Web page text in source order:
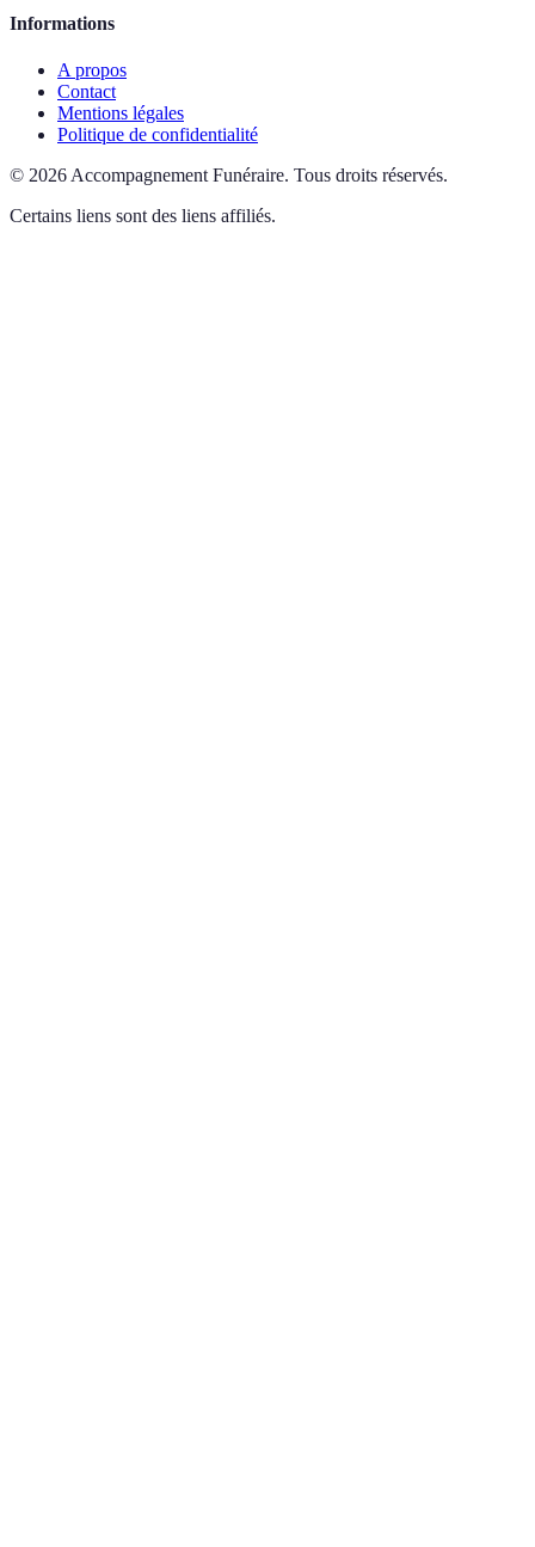
Informations
A propos
Contact
Mentions légales
Politique de confidentialité
© 2026Accompagnement Funéraire. Tous droits réservés.
Certains liens sont des liens affiliés.